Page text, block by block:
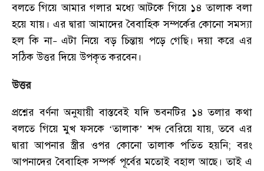
বলতে গিয়ে আমার গলার মধ্যে আটকে গিয়ে ১৪ তালাক বলা
হয়ে যায়। এর দ্বারা আমাদের বৈবাহিক সম্পর্কের কোনো সমস্যা
হল কি না– এটা নিয়ে বড় চিন্তায় পড়ে গেছি। দয়া করে এর
সঠিক উত্তর দিয়ে উপকৃত করবেন।
উত্তর
প্রশ্নের বর্ণনা অনুযায়ী বাস্তবেই যদি ভবনটির ১৪ তলার কথা
বলতে গিয়ে মুখ ফসকে ‘তালাক’ শব্দ বেরিয়ে যায়,তবে এর
দ্বারা আপনার স্ত্রীর ওপর কোনো তালাক পতিত হয়নি;বরং
আপনাদের বৈবাহিক সম্পর্ক পূর্বের মতোই বহাল আছে। তাই এ